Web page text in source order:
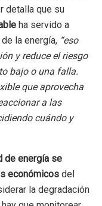
detalla que su
ha servido a
la energía, “eso
y reduce el riesgo
bajo o una falla.
que aprovecha
a las
cuándo y
de energía se
económicos del
la degradación